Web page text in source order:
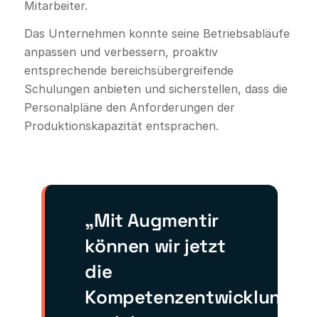
Mitarbeiter.
Das Unternehmen konnte seine Betriebsabläufe
anpassen und verbessern, proaktiv
entsprechende bereichsübergreifende
Schulungen anbieten und sicherstellen, dass die
Personalpläne den Anforderungen der
Produktionskapazität entsprachen.
„Mit Augmentir
können wir jetzt
die
Kompetenzentwicklung